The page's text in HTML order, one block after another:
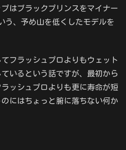
はブラックプリンスをマイナー
う、予め山を低くしたモデルを
フラッシュプロよりもウェット
いるという話ですが、最初から
ッシュプロよりも更に寿命が短
にはちょっと腑に落ちない何か